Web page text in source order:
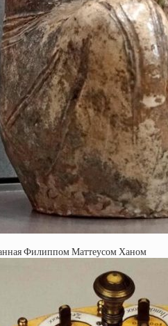
Филиппом Маттеусом Ханом